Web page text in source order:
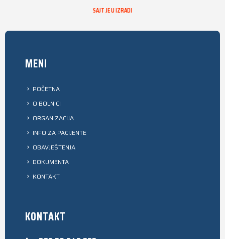
SAJT JE U IZRADI
MENI
POČETNA
O BOLNICI
ORGANIZACIJA
INFO ZA PACIJENTE
OBAVJEŠTENJA
DOKUMENTA
KONTAKT
KONTAKT